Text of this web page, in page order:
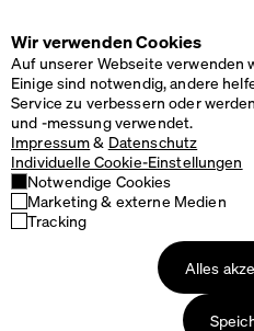
Wir verwenden Cookies
Auf unserer Webseite verwenden
Einige sind notwendig, andere
Service zu verbessern oder
und -messung verwendet.
Impressum& Datenschutz
Individuelle Cookie-Einstellungen
Notwendige Cookies
Marketing & externe Medien
Tracking
Alles